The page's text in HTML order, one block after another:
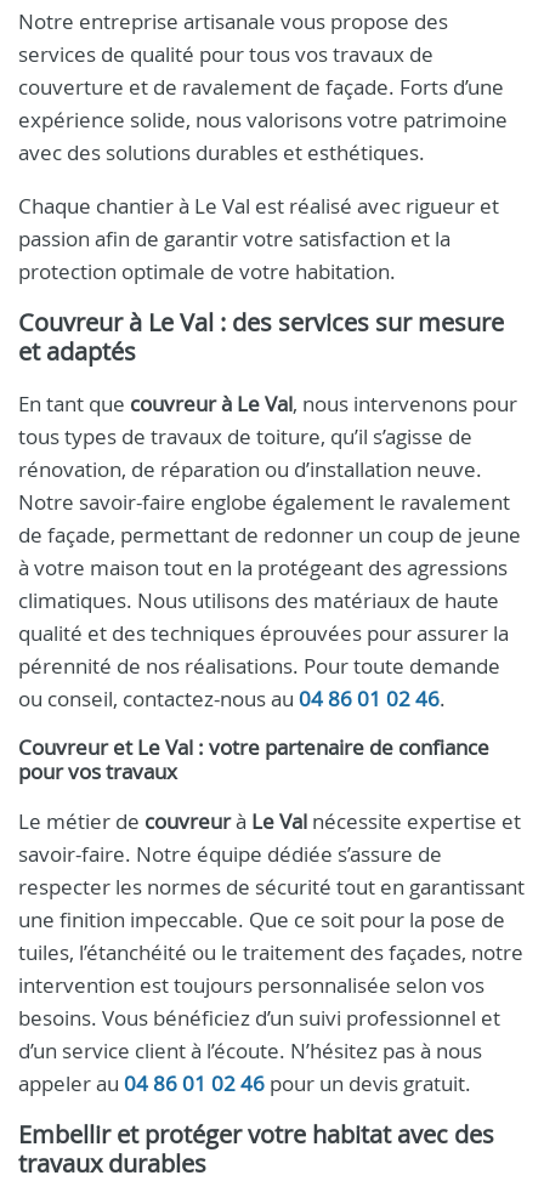
Notre entreprise artisanale vous propose des
services de qualité pour tous vos travaux de
couverture et de ravalement de façade. Forts d’une
expérience solide, nous valorisons votre patrimoine
avec des solutions durables et esthétiques.
Chaque chantier à Le Val est réalisé avec rigueur et
passion afin de garantir votre satisfaction et la
protection optimale de votre habitation.
Couvreur à Le Val : des services sur mesure
et adaptés
En tant que couvreur à Le Val, nous intervenons pour
tous types de travaux de toiture, qu’il s’agisse de
rénovation, de réparation ou d’installation neuve.
Notre savoir-faire englobe également le ravalement
de façade, permettant de redonner un coup de jeune
à votre maison tout en la protégeant des agressions
climatiques. Nous utilisons des matériaux de haute
qualité et des techniques éprouvées pour assurer la
pérennité de nos réalisations. Pour toute demande
ou conseil, contactez-nous au 04 86 01 02 46.
Couvreur et Le Val : votre partenaire de confiance
pour vos travaux
Le métier de couvreurà Le Val nécessite expertise et
savoir-faire. Notre équipe dédiée s’assure de
respecter les normes de sécurité tout en garantissant
une finition impeccable. Que ce soit pour la pose de
tuiles, l’étanchéité ou le traitement des façades, notre
intervention est toujours personnalisée selon vos
besoins. Vous bénéficiez d’un suivi professionnel et
d’un service client à l’écoute. N’hésitez pas à nous
appeler au 04 86 01 02 46 pour un devis gratuit.
Embellir et protéger votre habitat avec des
travaux durables